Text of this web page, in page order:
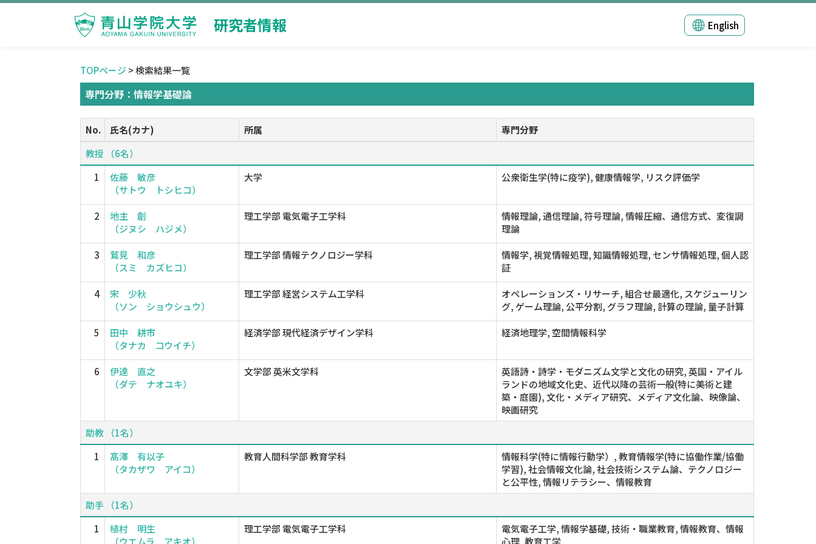
研究者情報 English
TOPページ > 検索結果一覧
専門分野：情報学基礎論
No. 氏名(カナ) 所属
専門分野
教授 （6名）
1
佐藤 敏彦
（サトウ トシヒコ）
大学 公衆衛生学(特に疫学), 健康情報学, リスク評価学
2
地主 創
（ジヌシ ハジメ）
理工学部 電気電子工学科
情報理論, 通信理論, 符号理論, 情報圧縮、通信方式、変復調
理論
3
鷲見 和彦
（スミ カズヒコ）
理工学部 情報テクノロジー学科
情報学, 視覚情報処理, 知識情報処理, センサ情報処理, 個人認
証
4
宋 少秋
（ソン ショウシュウ）
理工学部 経営システム工学科
オペレーションズ・リサーチ, 組合せ最適化, スケジューリン
グ, ゲーム理論, 公平分割, グラフ理論, 計算の理論, 量子計算
5
田中 耕市
（タナカ コウイチ）
経済学部 現代経済デザイン学科 経済地理学, 空間情報科学
6
伊達 直之
（ダテ ナオユキ）
文学部 英米文学科
英語詩・詩学・モダニズム文学と文化の研究, 英国・アイル
ランドの地域文化史、近代以降の芸術一般(特に美術と建
築・庭園), 文化・メディア研究、メディア文化論、映像論、
映画研究
助教 （1名）
1
髙澤 有以子
（タカザワ アイコ）
教育人間科学部 教育学科
情報科学(特に情報行動学）, 教育情報学(特に協働作業/協働
学習), 社会情報文化論, 社会技術システム論、テクノロジー
と公平性, 情報リテラシー、情報教育
助手 （1名）
1
植村 明生
（ウエムラ アキオ）
理工学部 電気電子工学科
電気電子工学, 情報学基礎, 技術・職業教育, 情報教育、情報
心理, 教育工学